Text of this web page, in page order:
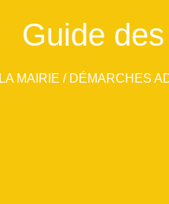
Guide
LA MAIRIE / DÉMARCHES